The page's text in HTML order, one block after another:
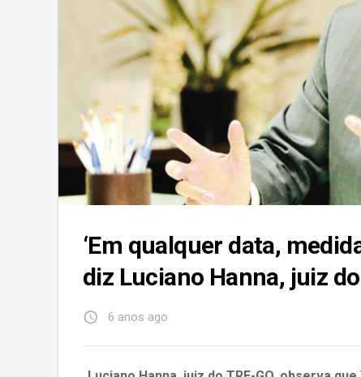
‘Em qualquer data,
diz Luciano Hanna, juiz do
access_time 6 anos ago